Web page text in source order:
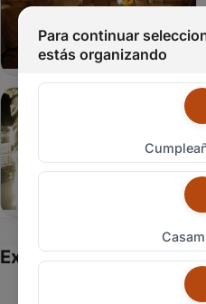
Para continuar
estás organizando
Experiencias de los
Quiero contar
Nombre
Email
Celular
evento